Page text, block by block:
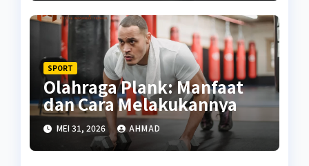
SPORT
Olahraga Plank: Manfaat
dan Cara Melakukannya
MEI 31, 2026 AHMAD